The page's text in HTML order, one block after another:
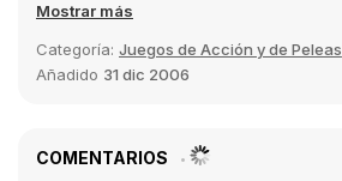
Mostrar más
Categoría: Juegos de Acción y de Peleas
Añadido 31 dic 2006
COMENTARIOS